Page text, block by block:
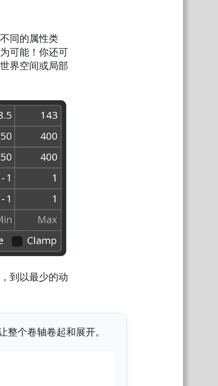
同的属性类
可能！你还可
界空间或局部
到以最少的动
个卷轴卷起和展开。